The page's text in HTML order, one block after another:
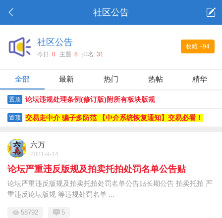
社区公告
收藏 +94
社区公告
今日: 0 主题: 8 排名: 31
全部 最新 热门 热帖 精华
置顶 论坛违规处理条例(修订版)附所有板块版规
置顶 交易走中介 骗子多防范 【中介系统恢复通知】交易必看！
六万
2021-9-14
论坛严重违反版规及拍卖托拍处罚名单公告贴
论坛严重违反版规及拍卖托拍处罚名单公告贴长期公告 拍卖托拍 严
重违反论坛版规 等违规处罚名单 ...
58792 5